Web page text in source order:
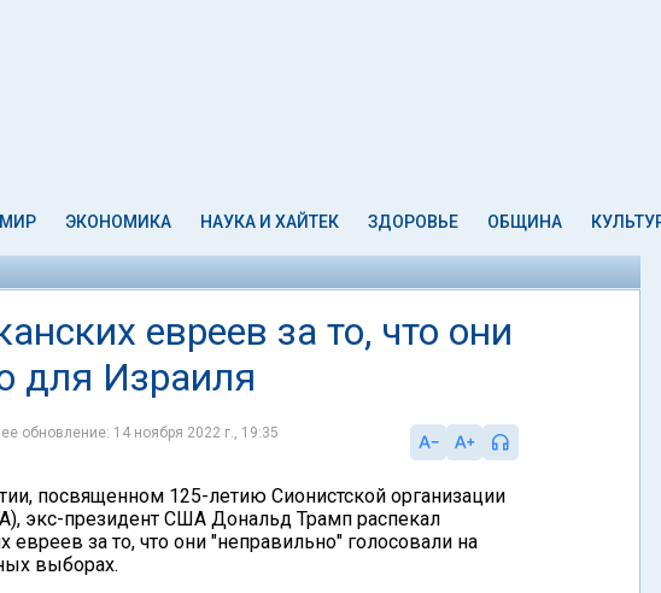
МИР ЭКОНОМИКА НАУКА И ХАЙТЕК ЗДОРОВЬЕ ОБЩИНА
евреев за то, что они
для Израиля
обновление: 14 ноября 2022 г., 19:35
посвященном 125-летию Сионистской организации
экс-президент США Дональд Трамп распекал
евреев за то, что они "неправильно" голосовали на
выборах.